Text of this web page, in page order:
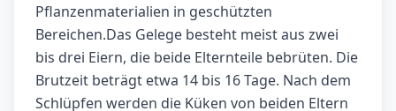
Pflanzenmaterialien in geschützten
Bereichen.Das Gelege besteht meist aus zwei
bis drei Eiern, die beide Elternteile bebrüten. Die
Brutzeit beträgt etwa 14 bis 16 Tage. Nach dem
Schlüpfen werden die Küken von beiden Eltern